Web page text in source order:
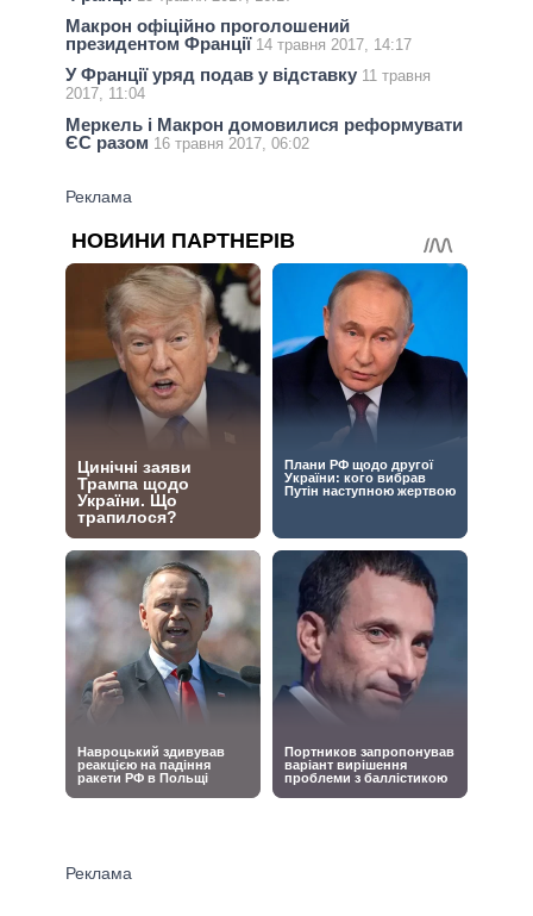
Макрон офіційно проголошений
президентом Франції 14 травня 2017, 14:17
У Франції уряд подав у відставку 11 травня
2017, 11:04
Меркель і Макрон домовилися реформувати
ЄС разом 16 травня 2017, 06:02